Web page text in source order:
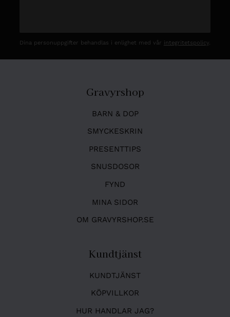
Dina personuppgifter behandlas i enlighet med vår integritetspolicy.
Gravyrshop
BARN & DOP
SMYCKESKRIN
PRESENTTIPS
SNUSDOSOR
FYND
MINA SIDOR
OM GRAVYRSHOP.SE
Kundtjänst
KUNDTJÄNST
KÖPVILLKOR
HUR HANDLAR JAG?